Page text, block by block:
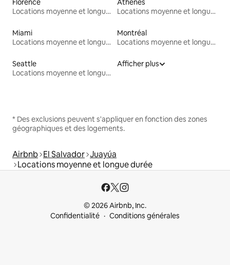
Florence
Locations moyenne et longue durée
Athènes
Locations moyenne et longue durée
Miami
Locations moyenne et longue durée
Montréal
Locations moyenne et longue durée
Seattle
Locations moyenne et longue durée
Afficher plus
* Des exclusions peuvent s'appliquer en fonction des zones
géographiques et des logements.
Airbnb El Salvador Juayúa
Locations moyenne et longue durée
© 2026 Airbnb, Inc.
Confidentialité
Conditions générales